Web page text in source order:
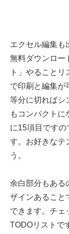
エクセル編集も
無料ダウンロー
ト」やること
で印刷と編集が
等分に切ればシ
もコンパクト
に15項目です
す。お好きなテ
う。
余白部分もある
ザインあること
できます。チェ
TODOリストで